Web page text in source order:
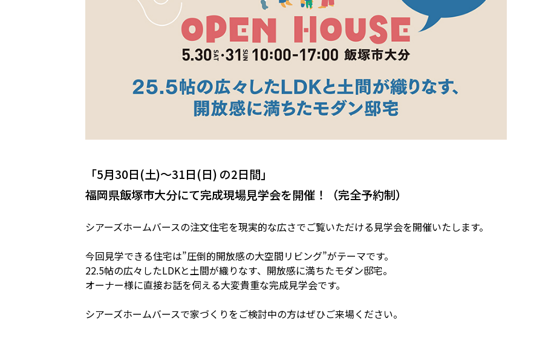
「5月30日(土)〜31日(日) の2日間」
福岡県飯塚市大分にて完成現場見学会を開催！（完全予約制）
シアーズホームバースの注文住宅を現実的な広さでご覧いただける見学会を開催いたします。
今回見学できる住宅は”圧倒的開放感の大空間リビング”がテーマです。
22.5帖の広々したLDKと土間が織りなす、開放感に満ちたモダン邸宅。
オーナー様に直接お話を伺える大変貴重な完成見学会です。
シアーズホームバースで家づくりをご検討中の方はぜひご来場ください。